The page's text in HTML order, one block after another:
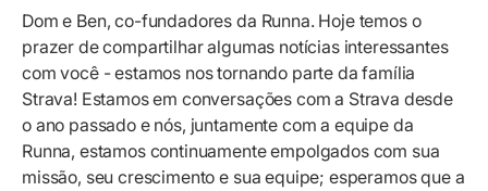
Dom e Ben, co-fundadores da Runna. Hoje temos o
prazer de compartilhar algumas notícias interessantes
com você - estamos nos tornando parte da família
Strava! Estamos em conversações com a Strava desde
o ano passado e nós, juntamente com a equipe da
Runna, estamos continuamente empolgados com sua
missão, seu crescimento e sua equipe; esperamos que a